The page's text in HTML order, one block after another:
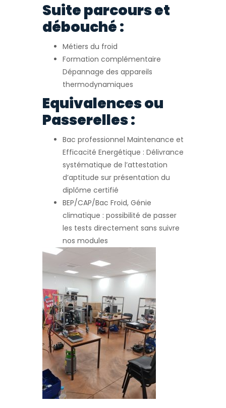
Suite parcours et
débouché :
Métiers du froid
Formation complémentaire
Dépannage des appareils
thermodynamiques
Equivalences ou
Passerelles :
Bac professionnel Maintenance et
Efficacité Energétique : Délivrance
systématique de l’attestation
d’aptitude sur présentation du
diplôme certifié
BEP/CAP/Bac Froid, Génie
climatique : possibilité de passer
les tests directement sans suivre
nos modules